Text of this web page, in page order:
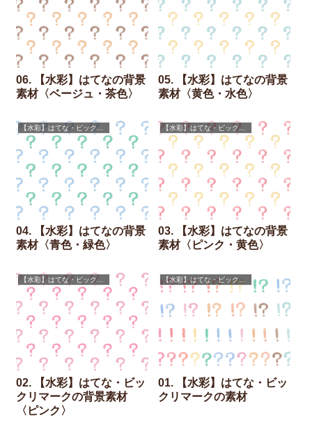
06. 【水彩】はてなの背景
素材〈ベージュ・茶色〉
05. 【水彩】はてなの背景
素材〈黄色・水色〉
【水彩】はてな・ビックリマーク
04. 【水彩】はてなの背景
素材〈青色・緑色〉
【水彩】はてな・ビックリマーク
03. 【水彩】はてなの背景
素材〈ピンク・黄色〉
02. 【水彩】はてな・ビッ
クリマークの背景素材
〈ピンク〉
【水彩】はてな・ビックリマーク
01. 【水彩】はてな・ビッ
クリマークの素材